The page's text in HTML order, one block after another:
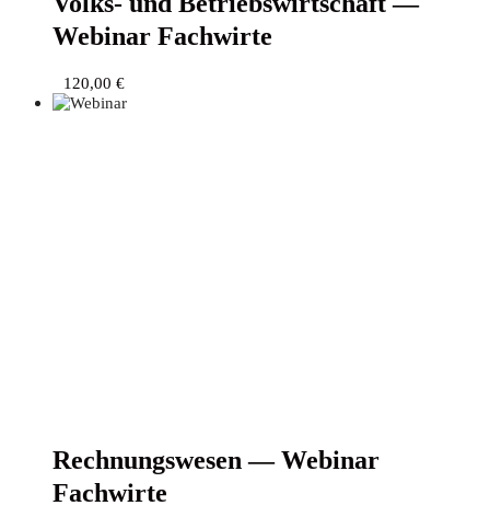
Web­i­nar Fachwirte
120,00 €
Rech­nungs­we­sen — Web­i­nar
Fachwirte